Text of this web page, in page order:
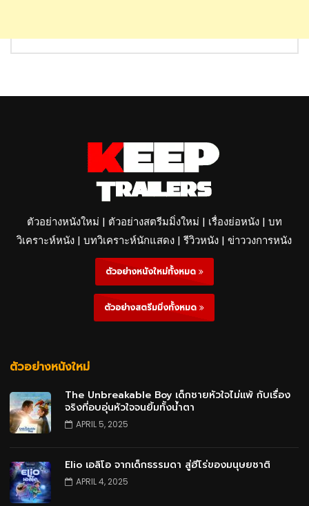
ตัวอย่างหนังใหม่ | ตัวอย่างสตรีมมิ่งใหม่ | เรื่องย่อหนัง | บท
วิเคราะห์หนัง | บทวิเคราะห์นักแสดง | รีวิวหนัง | ข่าววงการหนัง
ตัวอย่างหนังใหม่ทั้งหมด
ตัวอย่างสตรีมมิ่งทั้งหมด
ตัวอย่างหนังใหม่
The Unbreakable Boy เด็กชายหัวใจไม่แพ้ กับเรื่อง
จริงที่อบอุ่นหัวใจจนยิ้มทั้งน้ำตา
APRIL 5, 2025
Elio เอลิโอ จากเด็กธรรมดา สู่ฮีโร่ของมนุษยชาติ
APRIL 4, 2025